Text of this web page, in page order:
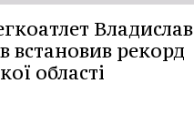
Владислав
встановив рекорд
області